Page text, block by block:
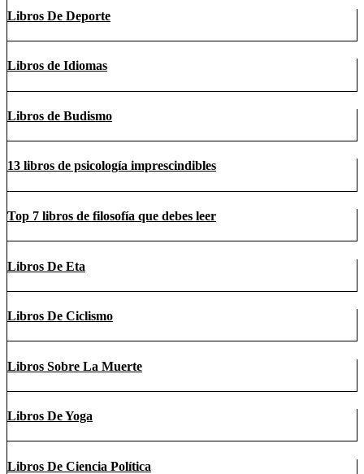
Libros De Deporte
Libros de Idiomas
Libros de Budismo
13 libros de psicología imprescindibles
Top 7 libros de filosofía que debes leer
Libros De Eta
Libros De Ciclismo
Libros Sobre La Muerte
Libros De Yoga
Libros De Ciencia Política